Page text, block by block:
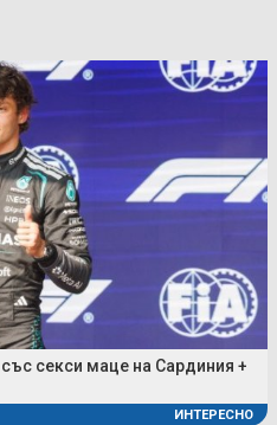
секси маце на Сардиния +
ИНТЕРЕСНО